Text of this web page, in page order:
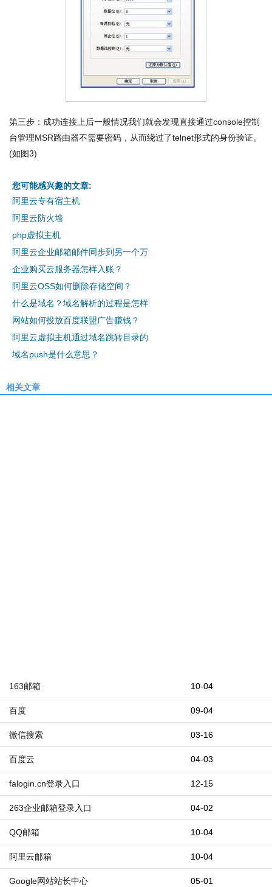
第三步：成功连接上后一般情况我们就会发现直接通过console控制
台管理MSR路由器不需要密码，从而绕过了telnet形式的身份验证。
(如图3)
您可能感兴趣的文章:
阿里云专有宿主机
阿里云防火墙
php虚拟主机
阿里云企业邮箱邮件同步到另一个万
企业购买云服务器怎样入账？
阿里云OSS如何删除存储空间？
什么是域名？域名解析的过程是怎样
网站如何投放百度联盟广告赚钱？
阿里云虚拟主机通过域名跳转目录的
域名push是什么意思？
相关文章
10-04
163邮箱
09-04
百度
03-16
微信搜索
04-03
百度云
12-15
falogin.cn登录入口
04-02
263企业邮箱登录入口
10-04
QQ邮箱
10-04
阿里云邮箱
05-01
Google网站站长中心